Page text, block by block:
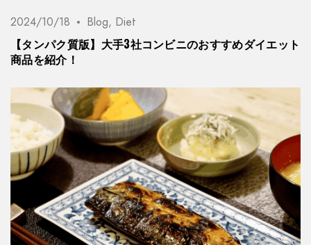
2024/10/18 Blog, Diet
【タンパク質版】大手3社コンビニのおすすめダイエット
商品を紹介！